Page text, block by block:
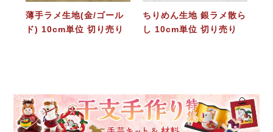
薄手ラメ生地(金/ゴール
ド) 10cm単位 切り売り
ちりめん生地 銀ラメ散ら
し 10cm単位 切り売り